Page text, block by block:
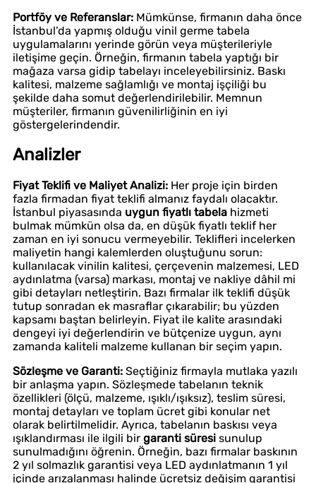
Portföy ve Referanslar: Mümkünse, firmanın daha önce
İstanbul’da yapmış olduğu vinil germe tabela
uygulamalarını yerinde görün veya müşterileriyle
iletişime geçin. Örneğin, firmanın tabela yaptığı bir
mağaza varsa gidip tabelayı inceleyebilirsiniz. Baskı
kalitesi, malzeme sağlamlığı ve montaj işçiliği bu
şekilde daha somut değerlendirilebilir. Memnun
müşteriler, firmanın güvenilirliğinin en iyi
göstergelerindendir.
Analizler
Fiyat Teklifi ve Maliyet Analizi: Her proje için birden
fazla firmadan fiyat teklifi almanız faydalı olacaktır.
İstanbul piyasasında uygun fiyatlı tabela hizmeti
bulmak mümkün olsa da, en düşük fiyatlı teklif her
zaman en iyi sonucu vermeyebilir. Teklifleri incelerken
maliyetin hangi kalemlerden oluştuğunu sorun:
kullanılacak vinilin kalitesi, çerçevenin malzemesi, LED
aydınlatma (varsa) markası, montaj ve nakliye dâhil mi
gibi detayları netleştirin. Bazı firmalar ilk teklifi düşük
tutup sonradan ek masraflar çıkarabilir; bu yüzden
kapsamı baştan belirleyin. Fiyat ile kalite arasındaki
dengeyi iyi değerlendirin ve bütçenize uygun, aynı
zamanda kaliteli malzeme kullanan bir seçim yapın.
Sözleşme ve Garanti: Seçtiğiniz firmayla mutlaka yazılı
bir anlaşma yapın. Sözleşmede tabelanın teknik
özellikleri (ölçü, malzeme, ışıklı/ışıksız), teslim süresi,
montaj detayları ve toplam ücret gibi konular net
olarak belirtilmelidir. Ayrıca, tabelanın baskısı veya
ışıklandırması ile ilgili bir garanti süresi sunulup
sunulmadığını öğrenin. Örneğin, bazı firmalar baskının
2 yıl solmazlık garantisi veya LED aydınlatmanın 1 yıl
içinde arızalanması halinde ücretsiz değişim garantisi